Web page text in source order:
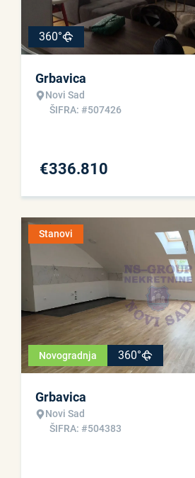
360°
Grbavica
Novi Sad
ŠIFRA: #507426
€336.810
Stanovi
Novogradnja 360°
Grbavica
Novi Sad
ŠIFRA: #504383